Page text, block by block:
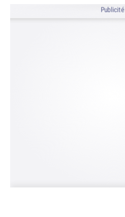
Publicité